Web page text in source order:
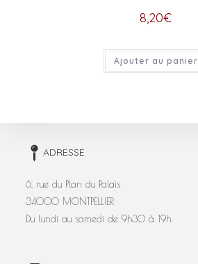
8,20€
Ajouter au panier
ADRESSE
6, rue du Plan du Palais
34000 MONTPELLIER
Du lundi au samedi de 9h30 à 19h.